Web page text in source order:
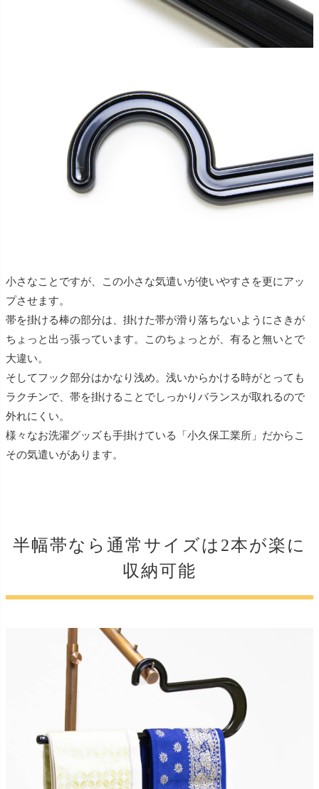
小さなことですが、この小さな気遣いが使いやすさを更にアッ
プさせます。
帯を掛ける棒の部分は、掛けた帯が滑り落ちないようにさきが
ちょっと出っ張っています。このちょっとが、有ると無いとで
大違い。
そしてフック部分はかなり浅め。浅いからかける時がとっても
ラクチンで、帯を掛けることでしっかりバランスが取れるので
外れにくい。
様々なお洗濯グッズも手掛けている「小久保工業所」だからこ
その気遣いがあります。
半幅帯なら通常サイズは2本が楽に
収納可能